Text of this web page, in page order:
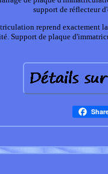
support de réflecteur
reprend exactement
Support de plaque